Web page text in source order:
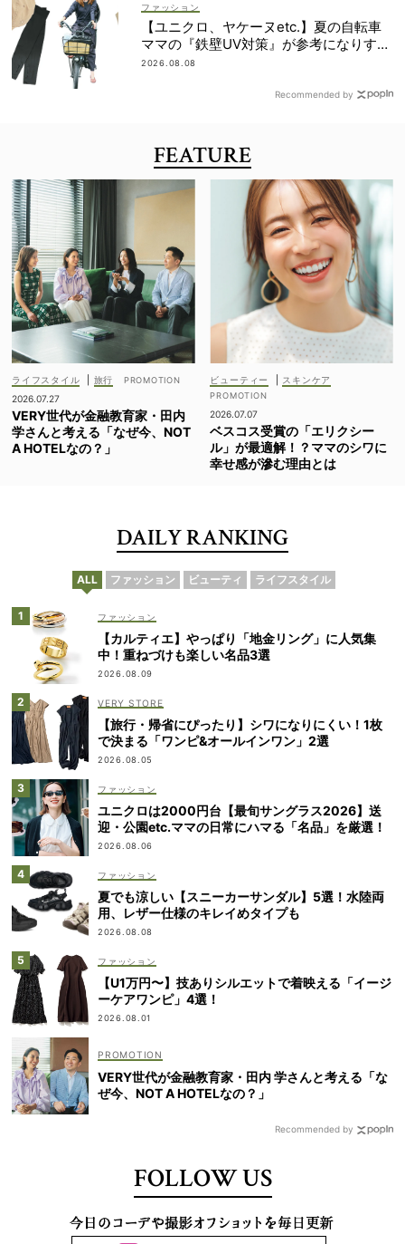
ファッション
【ユニクロ、ヤケーヌetc.】夏の自転車
ママの『鉄壁UV対策』が参考になりすぎ
る！
2026.08.08
Recommended by
FEATURE
ライフスタイル
旅行
2026.07.27
VERY世代が金融教育家・田内
学さんと考える「なぜ今、NOT
A HOTELなの？」
ビューティー スキンケア
2026.07.07
ベスコス受賞の「エリクシー
ル」が最適解！？ママのシワに
幸せ感が滲む理由とは
DAILY RANKING
ALL ファッション ビューティ ライフスタイル
ファッション
【カルティエ】やっぱり「地金リング」に人気集
中！重ねづけも楽しい名品3選
2026.08.09
VERY STORE
【旅行・帰省にぴったり】シワになりにくい！1枚
で決まる「ワンピ&オールインワン」2選
2026.08.05
ファッション
ユニクロは2000円台【最旬サングラス2026】送
迎・公園etc.ママの日常にハマる「名品」を厳選！
2026.08.06
ファッション
夏でも涼しい【スニーカーサンダル】5選！水陸両
用、レザー仕様のキレイめタイプも
2026.08.08
ファッション
【U1万円〜】技ありシルエットで着映える「イージ
ーケアワンピ」4選！
2026.08.01
VERY世代が金融教育家・田内 学さんと考える「な
ぜ今、NOT A HOTELなの？」
Recommended by
FOLLOW US